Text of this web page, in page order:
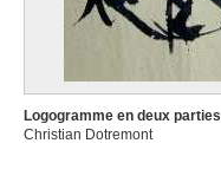
Logogramme en deux parties
Christian Dotremont